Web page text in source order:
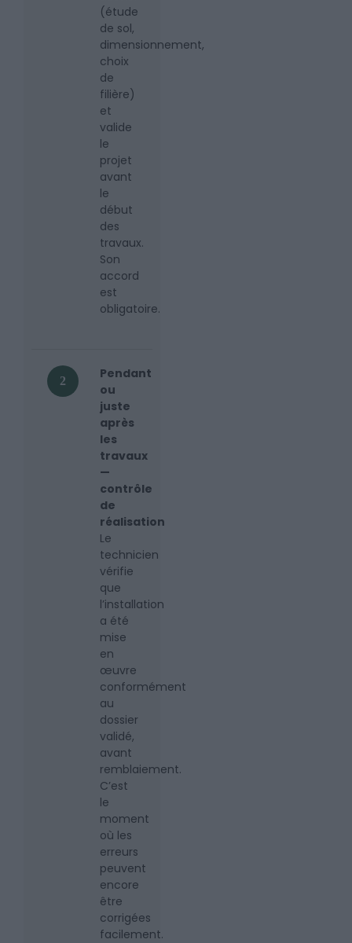
(étude
de sol,
dimensionnement,
choix
de
filière)
et
valide
le
projet
avant
le
début
des
travaux.
Son
accord
est
obligatoire.
2
Pendant
ou
juste
après
les
travaux
—
contrôle
de
réalisation
Le
technicien
vérifie
que
l’installation
a été
mise
en
œuvre
conformément
au
dossier
validé,
avant
remblaiement.
C’est
le
moment
où les
erreurs
peuvent
encore
être
corrigées
facilement.